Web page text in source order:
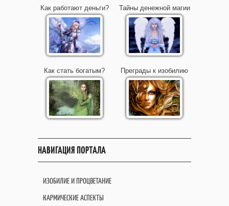
Как работают деньги? Тайны денежной магии
Как стать богатым? Преграды к изобилию
НАВИГАЦИЯ ПОРТАЛА
ИЗОБИЛИЕ И ПРОЦВЕТАНИЕ
КАРМИЧЕСКИЕ АСПЕКТЫ